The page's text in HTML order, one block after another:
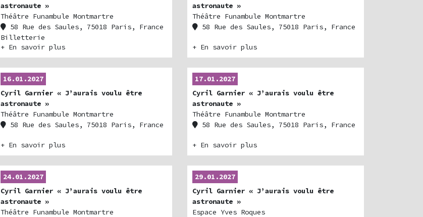
astronaute »
Théâtre Funambule Montmartre
58 Rue des Saules, 75018 Paris, France
Billetterie
+ En savoir plus
astronaute »
Théâtre Funambule Montmartre
58 Rue des Saules, 75018 Paris, France
+ En savoir plus
16.01.2027
Cyril Garnier « J’aurais voulu être
astronaute »
Théâtre Funambule Montmartre
58 Rue des Saules, 75018 Paris, France
+ En savoir plus
17.01.2027
Cyril Garnier « J’aurais voulu être
astronaute »
Théâtre Funambule Montmartre
58 Rue des Saules, 75018 Paris, France
+ En savoir plus
24.01.2027
Cyril Garnier « J’aurais voulu être
astronaute »
Théâtre Funambule Montmartre
29.01.2027
Cyril Garnier « J’aurais voulu être
astronaute »
Espace Yves Roques